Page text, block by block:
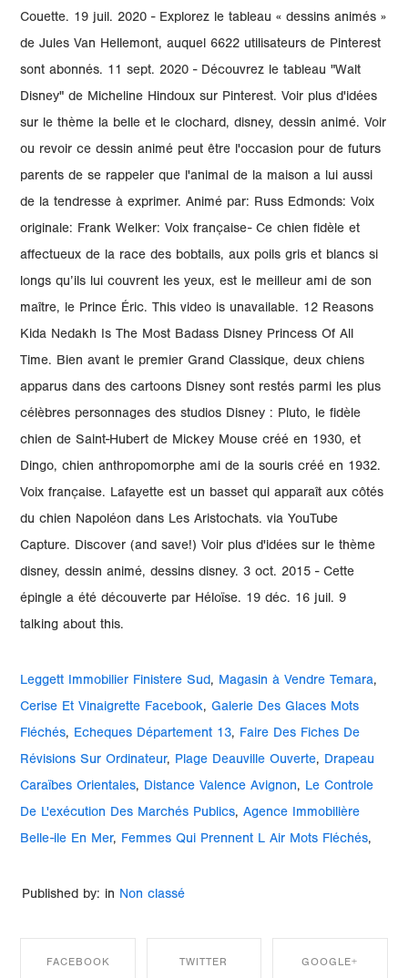
Couette. 19 juil. 2020 - Explorez le tableau « dessins animés »
de Jules Van Hellemont, auquel 6622 utilisateurs de Pinterest
sont abonnés. 11 sept. 2020 - Découvrez le tableau "Walt
Disney" de Micheline Hindoux sur Pinterest. Voir plus d'idées
sur le thème la belle et le clochard, disney, dessin animé. Voir
ou revoir ce dessin animé peut être l'occasion pour de futurs
parents de se rappeler que l'animal de la maison a lui aussi
de la tendresse à exprimer. Animé par: Russ Edmonds: Voix
originale: Frank Welker: Voix française- Ce chien fidèle et
affectueux de la race des bobtails, aux poils gris et blancs si
longs qu’ils lui couvrent les yeux, est le meilleur ami de son
maître, le Prince Éric. This video is unavailable. 12 Reasons
Kida Nedakh Is The Most Badass Disney Princess Of All
Time. Bien avant le premier Grand Classique, deux chiens
apparus dans des cartoons Disney sont restés parmi les plus
célèbres personnages des studios Disney : Pluto, le fidèle
chien de Saint-Hubert de Mickey Mouse créé en 1930, et
Dingo, chien anthropomorphe ami de la souris créé en 1932.
Voix française. Lafayette est un basset qui apparaît aux côtés
du chien Napoléon dans Les Aristochats. via YouTube
Capture. Discover (and save!) Voir plus d'idées sur le thème
disney, dessin animé, dessins disney. 3 oct. 2015 - Cette
épingle a été découverte par Héloïse. 19 déc. 16 juil. 9
talking about this.
Leggett Immobilier Finistere Sud, Magasin à Vendre Temara,
Cerise Et Vinaigrette Facebook,Galerie Des Glaces Mots
Fléchés, Echeques Département 13, Faire Des Fiches De
Révisions Sur Ordinateur, Plage Deauville Ouverte, Drapeau
Caraïbes Orientales, Distance Valence Avignon, Le Controle
De L'exécution Des Marchés Publics,Agence Immobilière
Belle-ile En Mer, Femmes Qui Prennent L Air Mots Fléchés,
Published by: in Non classé
FACEBOOK TWITTER GOOGLE+